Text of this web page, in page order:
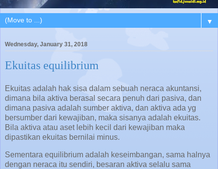
▼
Wednesday, January 31, 2018
Ekuitas equilibrium
Ekuitas adalah hak sisa dalam sebuah neraca akuntansi,
dimana bila aktiva berasal secara penuh dari pasiva, dan
dimana pasiva adalah sumber aktiva, dan aktiva ada yg
bersumber dari kewajiban, maka sisanya adalah ekuitas.
Bila aktiva atau aset lebih kecil dari kewajiban maka
dipastikan ekuitas bernilai minus.
Sementara equilibrium adalah keseimbangan, sama halnya
dengan neraca itu sendiri, besaran aktiva selalu sama